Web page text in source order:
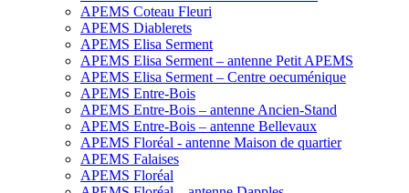
APEMS Coteau Fleuri
APEMS Diablerets
APEMS Elisa Serment
APEMS Elisa Serment – antenne Petit APEMS
APEMS Elisa Serment – Centre oecuménique
APEMS Entre-Bois
APEMS Entre-Bois – antenne Ancien-Stand
APEMS Entre-Bois – antenne Bellevaux
APEMS Floréal - antenne Maison de quartier
APEMS Falaises
APEMS Floréal